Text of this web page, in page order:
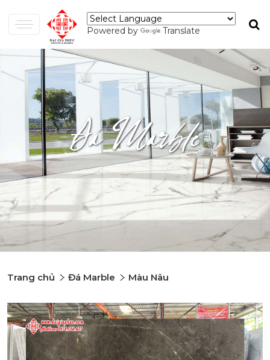
Powered by Translate
Đá Marble
Trang chủ Đá Marble Màu Nâu